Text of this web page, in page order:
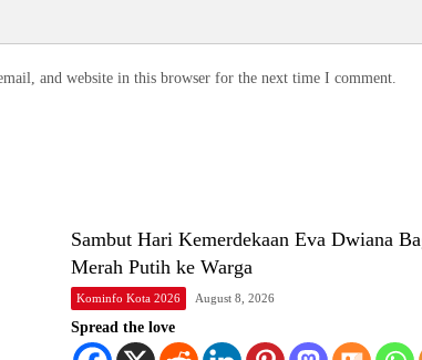
and website in this browser for the next time I comment.
Sambut Hari Kemerdekaan Eva Dwiana
Merah Putih ke Warga
Kominfo Kota 2026 August 8, 2026
Spread the love